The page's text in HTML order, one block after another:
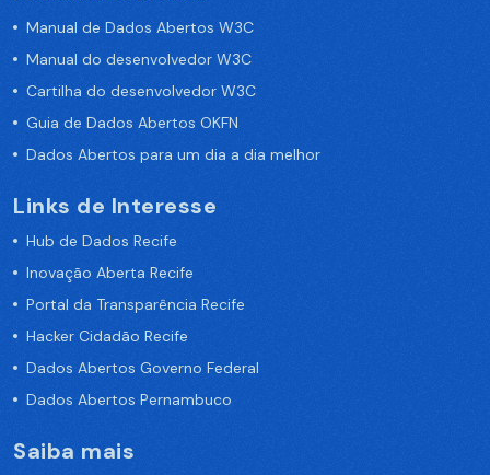
Manual de Dados Abertos W3C
Manual do desenvolvedor W3C
Cartilha do desenvolvedor W3C
Guia de Dados Abertos OKFN
Dados Abertos para um dia a dia melhor
Links de Interesse
Hub de Dados Recife
Inovação Aberta Recife
Portal da Transparência Recife
Hacker Cidadão Recife
Dados Abertos Governo Federal
Dados Abertos Pernambuco
Saiba mais